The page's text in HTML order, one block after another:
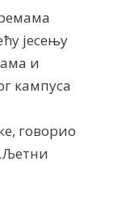
јесењу
и
кампуса
говорио